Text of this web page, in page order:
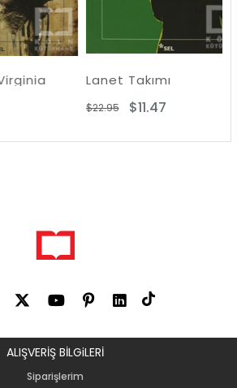
Lanet Takımı
$11.47
$22.95
ALIŞVERİŞ BİLGiLERİ
Siparişlerim